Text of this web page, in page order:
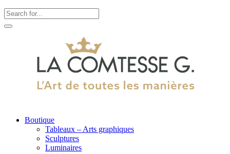
Boutique
Tableaux – Arts graphiques
Sculptures
Luminaires